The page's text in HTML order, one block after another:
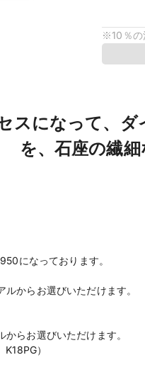
※10％の
スになって、
を、石座の繊
になっております。
からお選びいただけます。
らお選びいただけます。
）